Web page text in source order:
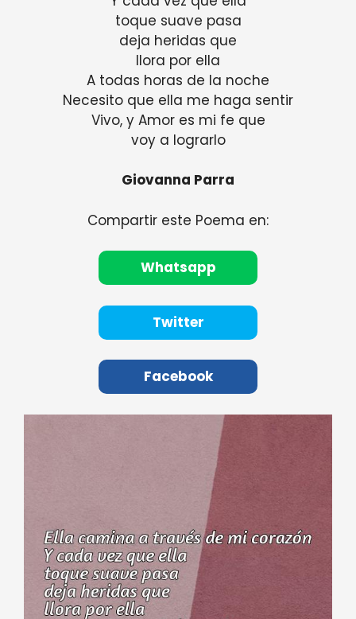
toque suave pasa
deja heridas que
llora por ella
A todas horas de la noche
Necesito que ella me haga sentir
Vivo, y Amor es mi fe que
voy a lograrlo
Giovanna Parra
Compartir este Poema en:
Whatsapp
Twitter
Facebook